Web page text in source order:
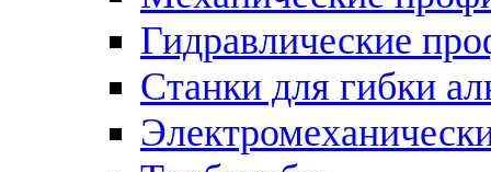
Гидравлические
Станки для гибки